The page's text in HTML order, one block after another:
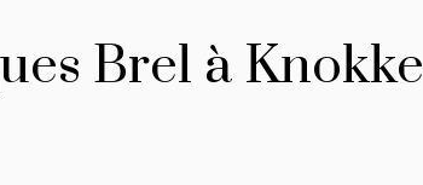
Brel à Knokke